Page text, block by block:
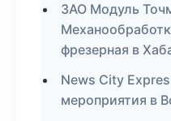
ЗАО Модуль
фрезерная в
News City
мероприятия в